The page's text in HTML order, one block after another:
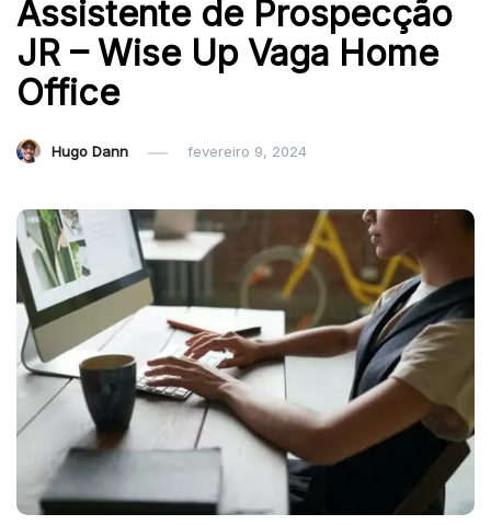
Assistente de Prospecção
JR – Wise Up Vaga Home
Office
Hugo Dann fevereiro 9, 2024